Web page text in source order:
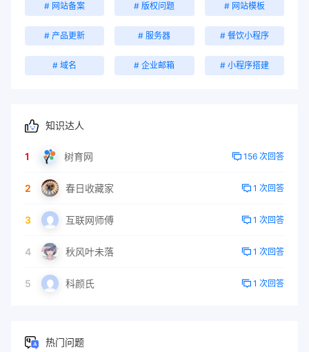
# 网站备案 # 版权问题 # 网站模板
# 产品更新 # 服务器 # 餐饮小程序
# 域名 # 企业邮箱 # 小程序搭建
知识达人
1 树育网 156 次回答
2 春日收藏家 1 次回答
3 互联网师傅 1 次回答
4 秋风叶未落 1 次回答
5 科颜氏 1 次回答
热门问题